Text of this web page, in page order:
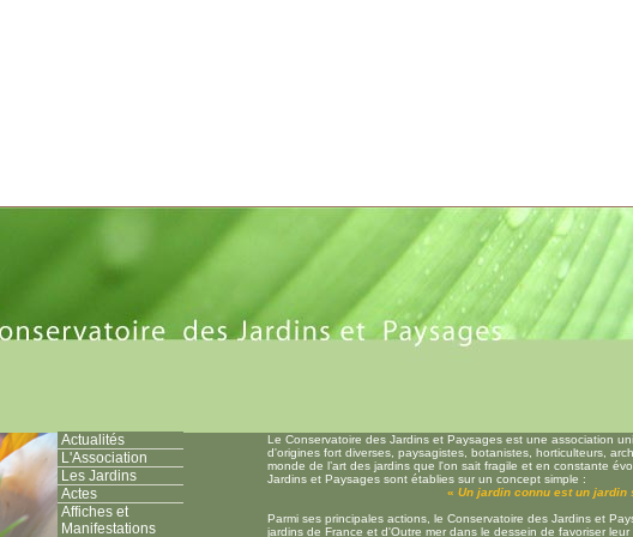
Le Conservatoire des Jardins et Paysages est une association
d'origines fort diverses, paysagistes, botanistes, horticulteurs,
monde de l’art des jardins que l'on sait fragile et en constante
Jardins et Paysages sont établies sur un concept simple :
« Un jardin connu est un jardin
Parmi ses principales actions, le Conservatoire des Jardins et
jardins de France et d'Outre mer dans le dessein de favoriser
Actualités
L'Association
Les Jardins
Actes
Affiches et
Manifestations